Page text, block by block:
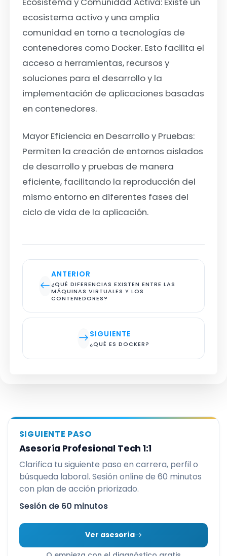
ecosistema activo y una amplia
comunidad en torno a tecnologías de
contenedores como Docker. Esto facilita el
acceso a herramientas, recursos y
soluciones para el desarrollo y la
implementación de aplicaciones basadas
en contenedores.
Mayor Eficiencia en Desarrollo y Pruebas:
Permiten la creación de entornos aislados
de desarrollo y pruebas de manera
eficiente, facilitando la reproducción del
mismo entorno en diferentes fases del
ciclo de vida de la aplicación.
ANTERIOR
¿QUÉ DIFERENCIAS EXISTEN ENTRE LAS
MÁQUINAS VIRTUALES Y LOS
CONTENEDORES?
SIGUIENTE
¿QUÉ ES DOCKER?
SIGUIENTE PASO
Asesoría Profesional Tech 1:1
Clarifica tu siguiente paso en carrera, perfil o
búsqueda laboral. Sesión online de 60 minutos
con plan de acción priorizado.
Sesión de 60 minutos
Ver asesoría